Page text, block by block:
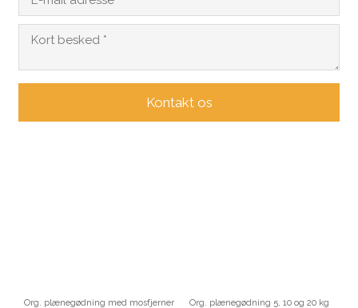
Org. plænegødning med mosfjerner Org. plænegødning 5, 10 og 20 kg